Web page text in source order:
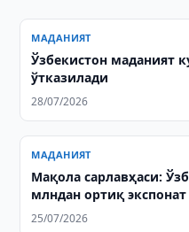
МАДАНИЯТ
Ўзбекистон маданият
ўтказилади
28/07/2026
МАДАНИЯТ
Мақола сарлавҳаси:
млндан ортиқ
25/07/2026